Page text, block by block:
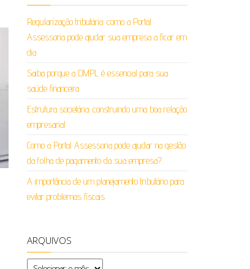
Regularização tributária: como a Portal
Assessoria pode ajudar sua empresa a ficar em
dia
Saiba porque a DMPL é essencial para sua
saúde financeira
Estrutura societária: construindo uma boa relação
empresarial
Como a Portal Assessoria pode ajudar na gestão
da folha de pagamento da sua empresa?
A importância de um planejamento tributário para
evitar problemas fiscais
ARQUIVOS
Arquivos